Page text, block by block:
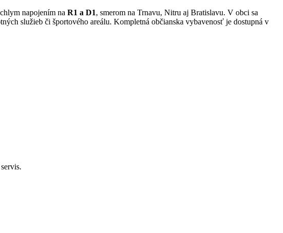
napojením na R1 a D1, smerom na Trnavu, Nitru aj Bratislavu. V obci sa
služieb či športového areálu. Kompletná občianska vybavenosť je dostupná v